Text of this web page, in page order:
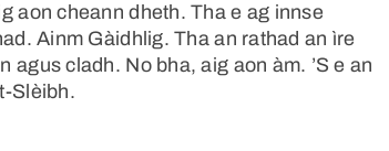
aon cheann dheth. Tha e ag innse
Ainm Gàidhlig. Tha an rathad an ìre
agus cladh. No bha, aig aon àm. ’S e an
Slèibh.